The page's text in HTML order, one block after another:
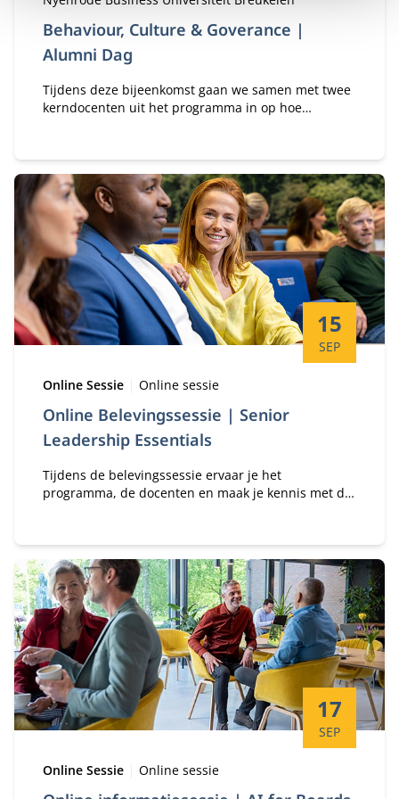
Behaviour, Culture & Goverance |
Alumni Dag
Tijdens deze bijeenkomst gaan we samen met twee
kerndocenten uit het programma in op hoe
Behaviour Culture & Governance.
Online Belevingssessie | Senior
Leadership Essentials
Startdatum:
15
SEP
Type:
Online Sessie Locatie:
Online sessie
Tijdens de belevingssessie ervaar je het
programma, de docenten en maak je kennis met de
Startdatum:
17
SEP
Type:
Online Sessie Locatie:
Online sessie